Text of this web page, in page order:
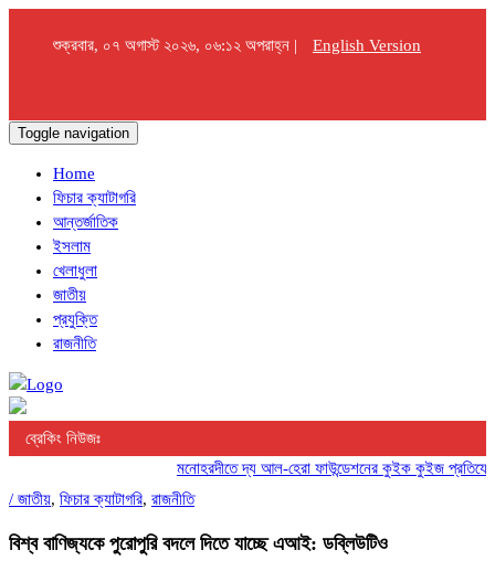
শুক্রবার, ০৭ অগাস্ট ২০২৬, ০৬:১২ অপরাহ্ন | English Version
Toggle navigation
Home
ফিচার ক্যাটাগরি
আন্তর্জাতিক
ইসলাম
খেলাধুলা
জাতীয়
প্রযুক্তি
রাজনীতি
ব্রেকিং নিউজঃ
মনোহরদীতে দ্য আল-হেরা ফাউন্ডেশনের কুইক কুইজ
/ জাতীয়, ফিচার ক্যাটাগরি, রাজনীতি
বিশ্ব বাণিজ্যকে পুরোপুরি বদলে দিতে যাচ্ছে এআই: ডব্লিউটিও